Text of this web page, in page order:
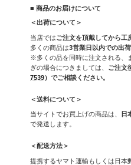
■ 商品のお届けについて
＜出荷について＞
当店ではご注文を頂戴してから工
多くの商品は3営業日以内での出荷
※多くの品を同時に注文される、
ぎの場合につきましては、 ご注文
7539）でご相談ください。
＜送料について＞
当サイトでお買上げの商品は、
日
で発送します。
＜配送方法＞
提携するヤマト運輸もしくは日本